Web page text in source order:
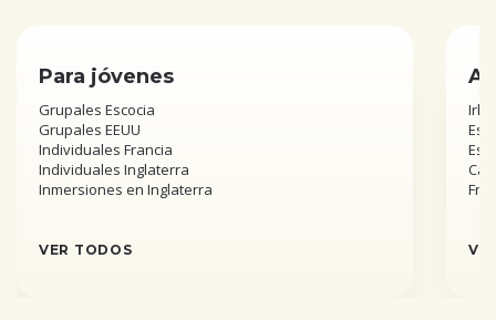
Para jóvenes
Grupales Escocia
Grupales EEUU
Individuales Francia
Individuales Inglaterra
Inmersiones en Inglaterra
VER TODOS